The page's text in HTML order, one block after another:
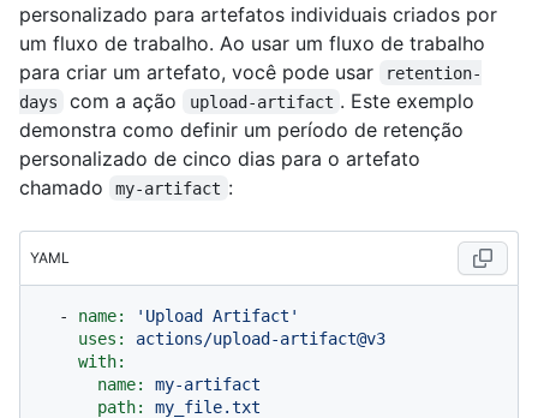
personalizado para artefatos individuais criados por
um fluxo de trabalho. Ao usar um fluxo de trabalho
para criar um artefato, você pode usar
retention-
days
com a ação upload-artifact . Este exemplo
demonstra como definir um período de retenção
personalizado de cinco dias para o artefato
chamado
my-artifact :
YAML
- name:
'Upload Artifact'
uses:
actions/upload-artifact@v3
with:
name:
my-artifact
path:
my_file.txt